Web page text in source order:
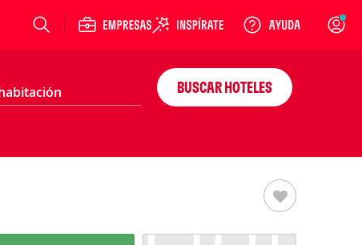
Login
BUSCAR HOTELES